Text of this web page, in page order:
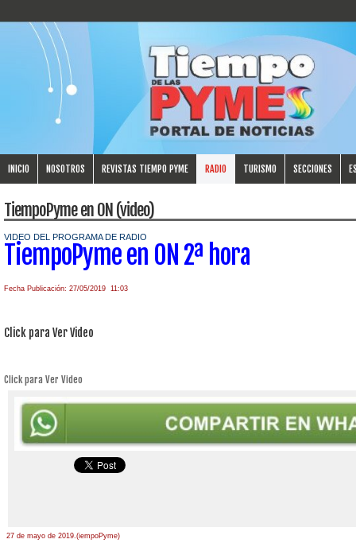
INICIO NOSOTROS REVISTAS TIEMPO PYME RADIO TURISMO SECCIONES
TiempoPyme en ON (video)
VIDEO DEL PROGRAMA DE RADIO
TiempoPyme en ON 2ª hora
Fecha Publicación: 27/05/2019 11:03
Click para Ver Video
Click para Ver Video
27 de mayo de 2019.(iempoPyme)